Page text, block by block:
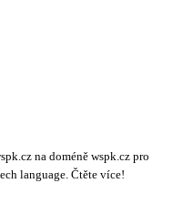
na doméně wspk.cz pro
language. Čtěte více!